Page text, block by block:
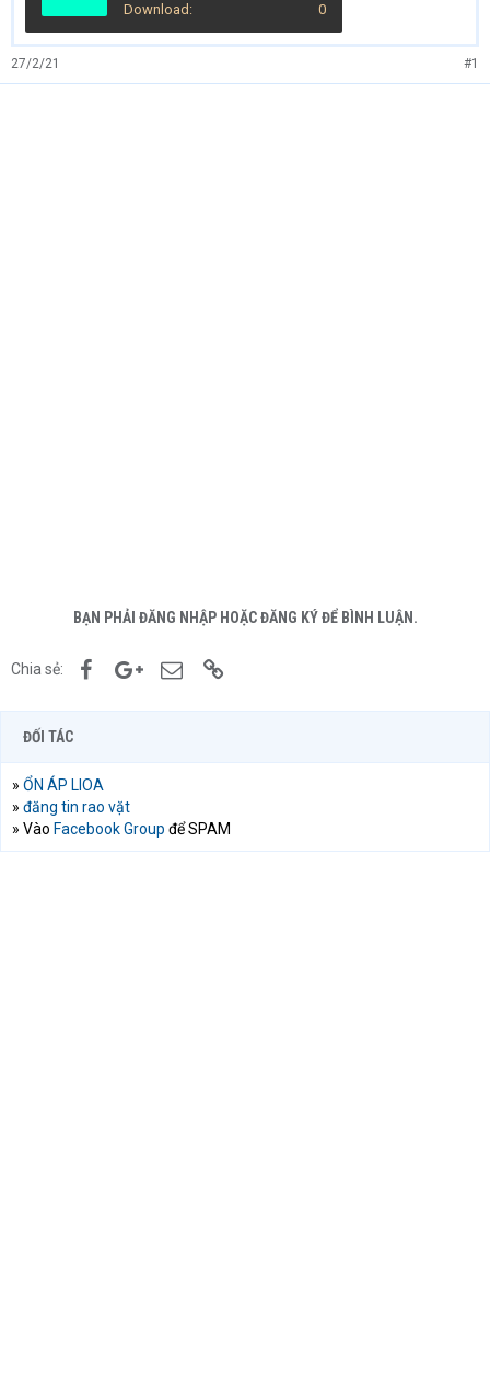
Download
0
27/2/21 #1
BẠN PHẢI ĐĂNG NHẬP HOẶC ĐĂNG KÝ ĐỂ BÌNH LUẬN.
Chia sẻ: FacebookGoogle+Email
ĐỐI TÁC
» ỔN ÁP LIOA
» đăng tin rao vặt
» Vào Facebook Group để SPAM